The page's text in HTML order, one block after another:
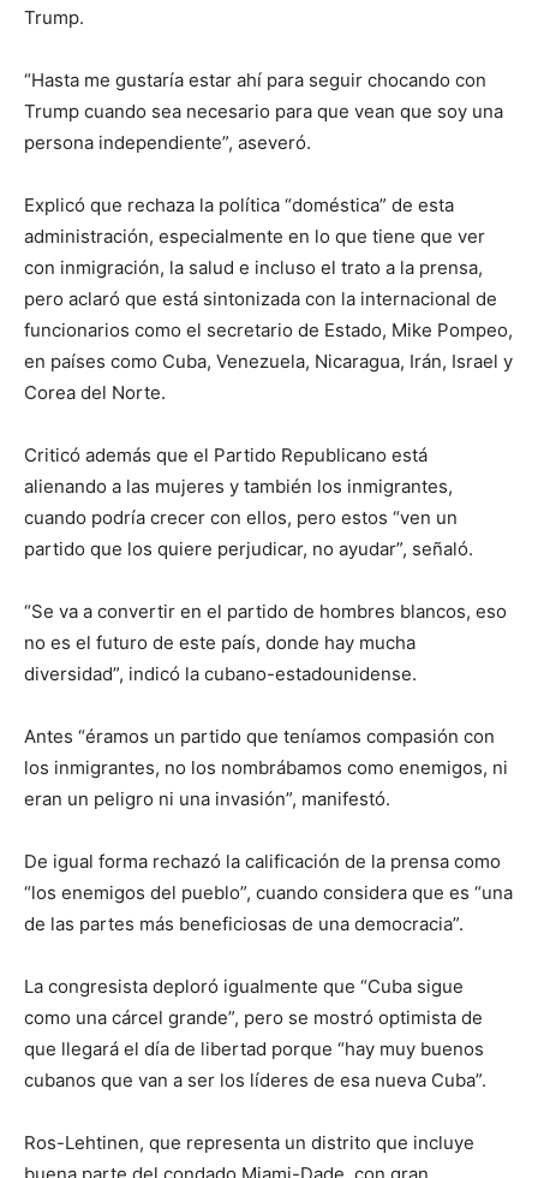
Trump.
“Hasta me gustaría estar ahí para seguir chocando con
Trump cuando sea necesario para que vean que soy una
persona independiente”, aseveró.
Explicó que rechaza la política “doméstica” de esta
administración, especialmente en lo que tiene que ver
con inmigración, la salud e incluso el trato a la prensa,
pero aclaró que está sintonizada con la internacional de
funcionarios como el secretario de Estado, Mike Pompeo,
en países como Cuba, Venezuela, Nicaragua, Irán, Israel y
Corea del Norte.
Criticó además que el Partido Republicano está
alienando a las mujeres y también los inmigrantes,
cuando podría crecer con ellos, pero estos “ven un
partido que los quiere perjudicar, no ayudar”, señaló.
“Se va a convertir en el partido de hombres blancos, eso
no es el futuro de este país, donde hay mucha
diversidad”, indicó la cubano-estadounidense.
Antes “éramos un partido que teníamos compasión con
los inmigrantes, no los nombrábamos como enemigos, ni
eran un peligro ni una invasión”, manifestó.
De igual forma rechazó la calificación de la prensa como
“los enemigos del pueblo”, cuando considera que es “una
de las partes más beneficiosas de una democracia”.
La congresista deploró igualmente que “Cuba sigue
como una cárcel grande”, pero se mostró optimista de
que llegará el día de libertad porque “hay muy buenos
cubanos que van a ser los líderes de esa nueva Cuba”.
Ros-Lehtinen, que representa un distrito que incluye
buena parte del condado Miami-Dade, con gran